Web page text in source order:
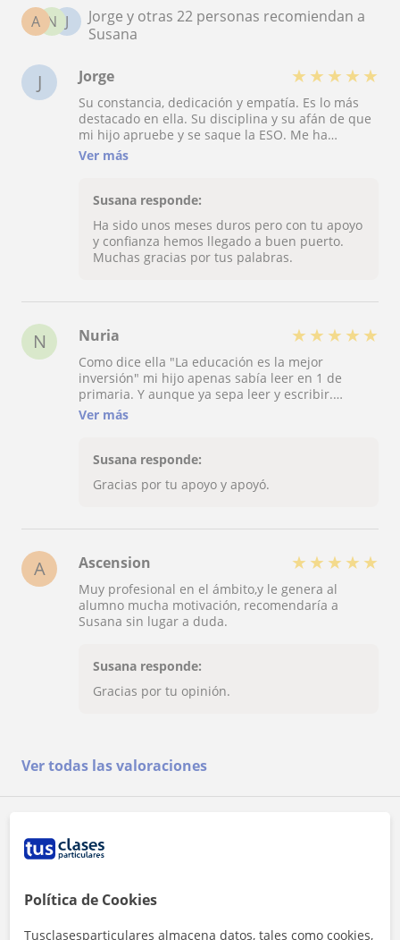
J
N
A
Jorge y otras 22 personas recomiendan a
Susana
J Jorge ★ ★ ★ ★ ★
Su constancia, dedicación y empatía. Es lo más
destacado en ella. Su disciplina y su afán de que
mi hijo apruebe y se saque la ESO. Me ha
solucionado el problema de que no aprobaba
Grado Medio. La educación es la mejor inversión.
Susana ojalá te hubiera conocido antes.
Ver más
Susana responde:
Ha sido unos meses duros pero con tu apoyo
y confianza hemos llegado a buen puerto.
Muchas gracias por tus palabras.
N Nuria ★ ★ ★ ★ ★
Como dice ella "La educación es la mejor
inversión" mi hijo apenas sabía leer en 1 de
primaria. Y aunque ya sepa leer y escribir.
Aprobando con buenas notas 2 de primaria. Sigo
privado que es mucho más caro. Y para la
profesional.Gracias Susana por tu paciencia y
Ver más
Susana responde:
Gracias por tu apoyo y apoyó.
A Ascension ★ ★ ★ ★ ★
Muy profesional en el ámbito,y le genera al
alumno mucha motivación, recomendaría a
Susana sin lugar a duda.
Susana responde:
Gracias por tu opinión.
Ver todas las valoraciones
Reconocimientos
Susana tiene el Perfil Verificado
Política de Cookies
Tusclasesparticulares almacena datos, tales como cookies,